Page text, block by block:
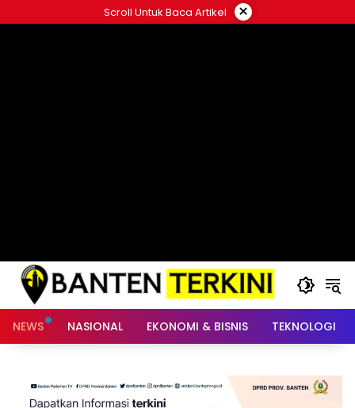
ke
Scroll Untuk Baca Artikel ×
NEWS NASIONAL EKONOMI & BISNIS TEKNOLOGI